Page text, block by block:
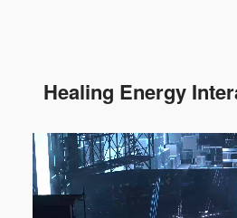
Healing Energy